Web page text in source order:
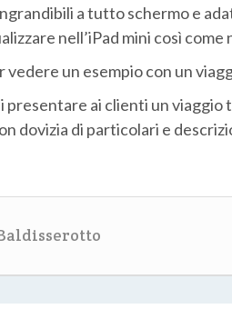
a tutto schermo e
nell’iPad mini così
vedere un esempio con un
presentare ai clienti un
dovizia di particolari e